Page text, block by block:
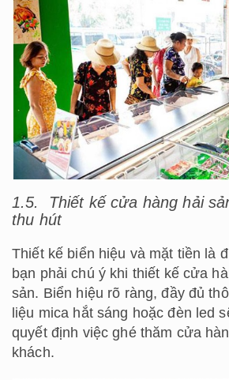
1.5. Thiết kế cửa hàng hải
thu hút
Thiết kế biển hiệu và mặt tiền là
bạn phải chú ý khi thiết kế cửa
sản. Biển hiệu rõ ràng, đầy đủ
liệu mica hắt sáng hoặc đèn led
quyết định việc ghé thăm cửa
khách.